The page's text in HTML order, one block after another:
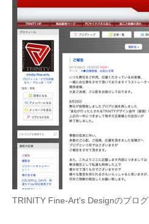
AI活用のいまが分かる
企業ITのトレンドを詳説
経営リーダーのコミュニティ
マーケ×ITの今がよく分かる
ITエンジニア向け専門サイト
企業向けIT製品の総合サイト
IT製品の技術・比較・事例
製造業のIT導入・活用を支援
TRINITY Fine-Art's Designのブログ